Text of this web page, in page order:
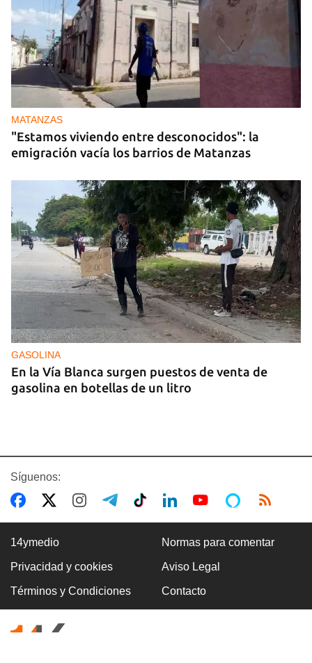
MATANZAS
"Estamos viviendo entre desconocidos": la
emigración vacía los barrios de Matanzas
GASOLINA
En la Vía Blanca surgen puestos de venta de
gasolina en botellas de un litro
Premio Literario Lourdes Gil 2026 en Poesía
Síguenos:
14ymedio Normas para comentar
Privacidad y cookies Aviso Legal
Términos y Condiciones Contacto